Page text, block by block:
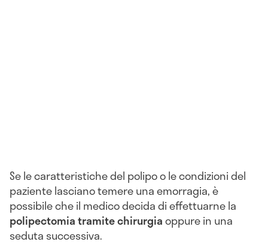
Se le caratteristiche del polipo o le condizioni del
paziente lasciano temere una emorragia, è
possibile che il medico decida di effettuarne la
polipectomia tramite chirurgiaoppure in una
seduta successiva.